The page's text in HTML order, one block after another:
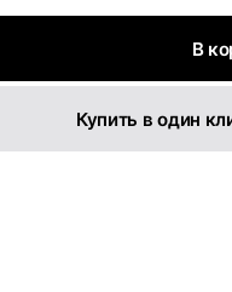
В
Купить в один